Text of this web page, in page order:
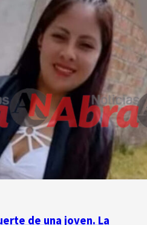
de una joven. La